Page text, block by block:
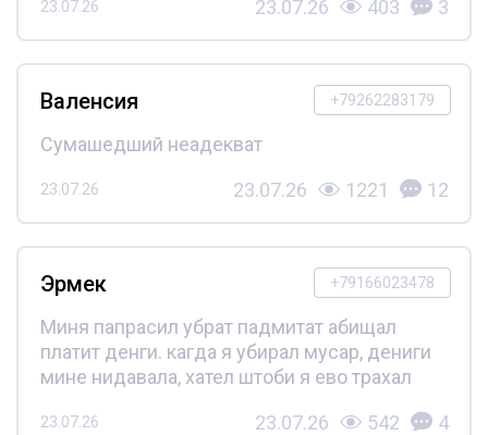
23.07.26 23.07.26 403 3
+79262283179
Валенсия
Сумашедший неадекват
23.07.26 23.07.26 1221 12
+79166023478
Эрмек
Миня папрасил убрат падмитат абищал
платит денги. кагда я убирал мусар, дениги
мине нидавала, хател штоби я ево трахал
23.07.26 23.07.26 542 4